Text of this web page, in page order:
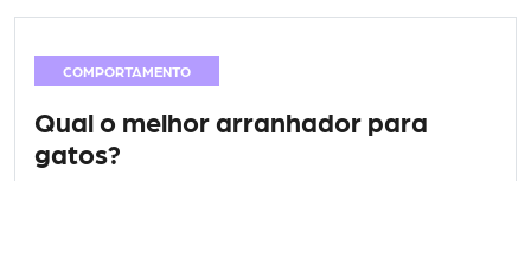
COMPORTAMENTO
Qual o melhor arranhador para
gatos?